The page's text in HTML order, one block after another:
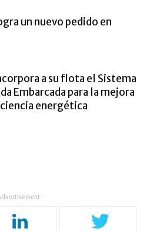
un nuevo pedido en
a su flota el Sistema
Embarcada para la mejora
energética
-